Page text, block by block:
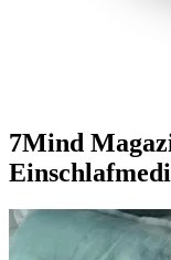
7Mind